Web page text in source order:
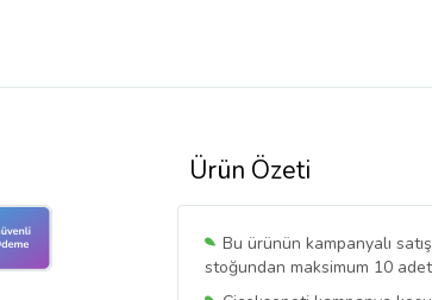
Ürün Özeti
Bu ürünün kampanyalı
stoğundan maksimum 10